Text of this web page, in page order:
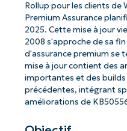
Rollup pour les clients de
Premium Assurance
2025. Cette mise à jour
2008 s'approche de sa
d'assurance premium se
mise à jour contient des
importantes et des builds
précédentes, intégrant
améliorations de